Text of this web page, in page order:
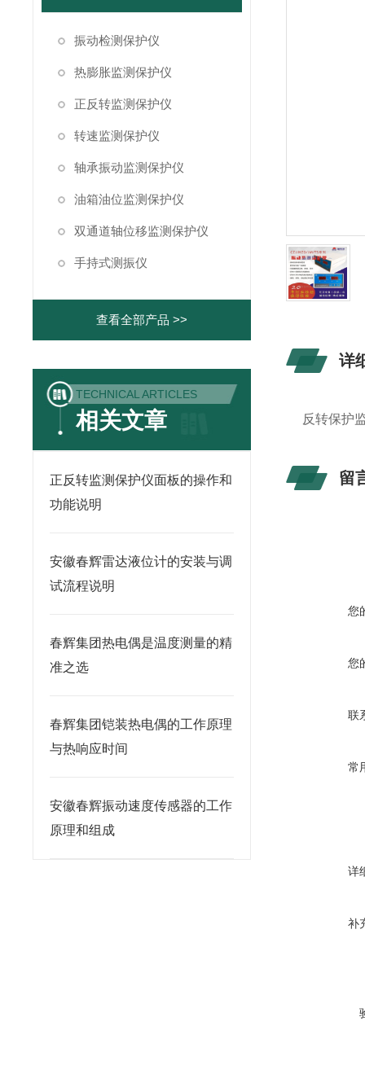
振动检测保护仪
热膨胀监测保护仪
正反转监测保护仪
转速监测保护仪
轴承振动监测保护仪
油箱油位监测保护仪
双通道轴位移监测保护仪
手持式测振仪
查看全部产品 >>
TECHNICAL ARTICLES
相关文章
正反转监测保护仪面板的操作和
功能说明
安徽春辉雷达液位计的安装与调
试流程说明
春辉集团热电偶是温度测量的精
准之选
春辉集团铠装热电偶的工作原理
与热响应时间
安徽春辉振动速度传感器的工作
原理和组成
详
反转保
留
您
您
联
常
详
补